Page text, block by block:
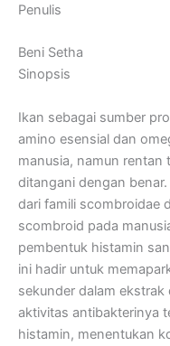
Penulis
Beni Setha
Sinopsis
Ikan sebagai sumber
amino esensial dan
manusia, namun rentan
ditangani dengan
dari famili scombroidae
scombroid pada
pembentuk histamin
ini hadir untuk
sekunder dalam ekstrak
aktivitas antibakterinya
histamin, menentukan